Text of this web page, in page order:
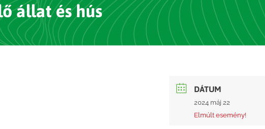
állat és hús
DÁTUM
2024 máj 22
Elmúlt esemény!